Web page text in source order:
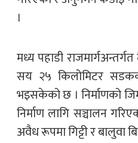
।
मध्य पहाडी
सय २५ किलोमिटर
भइसकेको छ । निर्माणको
निर्माण लागि सञ्चालन
अवैध रूपमा गिट्टी र बालुवा